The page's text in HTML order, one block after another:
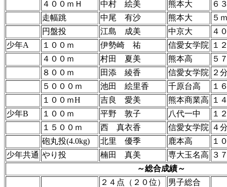
４００ｍＨ
中村 絵美 熊本大
６
走幅跳
中尾 有沙 熊本大
５
円盤投
江島 成美 中京大
４
少年A
１００ｍ 伊勢崎 祐 信愛女学院
１
４００ｍ
村田 夏美 熊本高
５
８００ｍ
田添 綾香 信愛女学院
２
５０００ｍ
池田 絵里香 千原台高
１
１００ｍH
吉良 愛美 熊本商業高
１
少年B
１００ｍ 平野 敦子 八代一中
１
１５００ｍ
西 真衣香 信愛女学院 ４
砲丸投(4.0kg)
北里 優季 鹿本高
１
少年共通 やり投 楠田 真美 専大玉名高
３
～総合成績～
２４点（２０位）
男子総合